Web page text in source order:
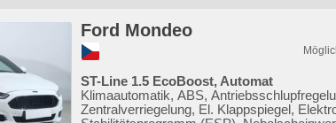
Ford Mondeo
ST-Line 1.5 EcoBoost, Automat
Klimaautomatik, ABS,
Zentralverriegelung, El. Klappspiegel,